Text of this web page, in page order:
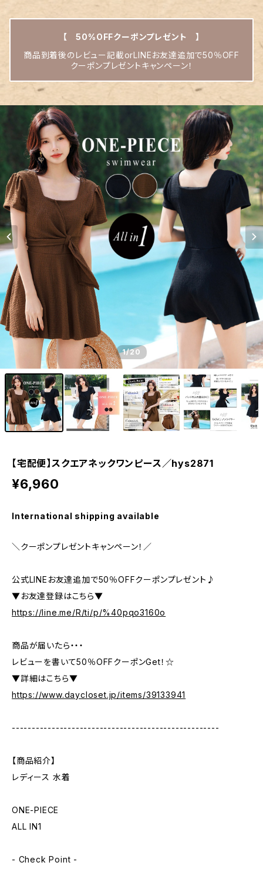
【 50%OFFクーポンプレゼント 】
商品到着後のレビュー記載orLINEお友達追加で50％OFF
クーポンプレゼントキャンペーン！
1/20
【宅配便】スクエアネックワンピース／hys2871
¥6,960
International shipping available
＼クーポンプレゼントキャンペーン！／
公式LINEお友達追加で50％OFFクーポンプレゼント♪
▼お友達登録はこちら▼
https://line.me/R/ti/p/%40pqo3160o
商品が届いたら・・・
レビューを書いて50％OFFクーポンGet！☆
▼詳細はこちら▼
https://www.daycloset.jp/items/39133941
----------------------------------------------------
【商品紹介】
レディース 水着
ONE-PIECE
ALL IN1
- Check Point -